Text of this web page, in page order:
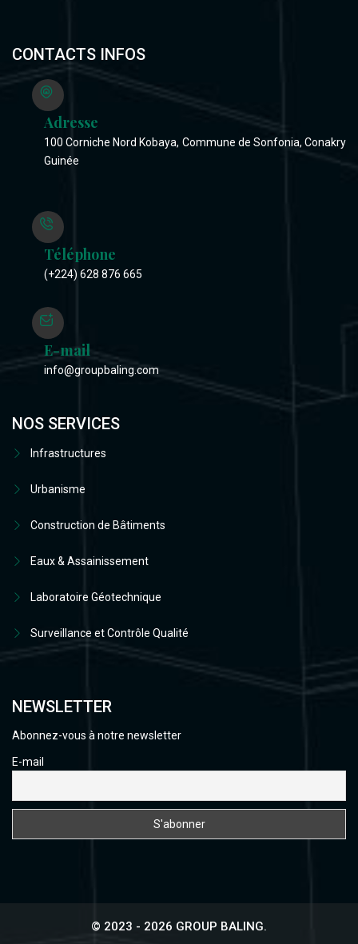
CONTACTS INFOS
Adresse
100 Corniche Nord Kobaya, Commune de Sonfonia, Conakry
Guinée
Téléphone
(+224) 628 876 665
E-mail
info@groupbaling.com
NOS SERVICES
Infrastructures
Urbanisme
Construction de Bâtiments
Eaux & Assainissement
Laboratoire Géotechnique
Surveillance et Contrôle Qualité
NEWSLETTER
Abonnez-vous à notre newsletter
E-mail
© 2023 - 2026 GROUP BALING.